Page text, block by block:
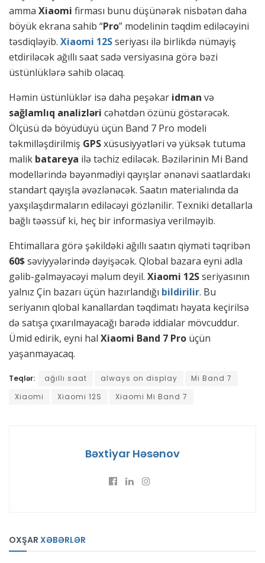
amma Xiaomi firması bunu düşünərək nisbətən daha
böyük ekrana sahib “Pro” modelinin təqdim ediləcəyini
təsdiqləyib. Xiaomi 12Sseriyası ilə birlikdə nümayiş
etdiriləcək ağıllı saat sadə versiyasına görə bəzi
üstünlüklərə sahib olacaq.
Həmin üstünlüklər isə daha peşəkar idman və
sağlamlıq analizləri cəhətdən özünü göstərəcək.
Ölçüsü də böyüdüyü üçün Band 7 Pro modeli
təkmilləşdirilmiş GPSxüsusiyyətləri və yüksək tutuma
malik batareya ilə təchiz ediləcək. Bəzilərinin Mi Band
modellərində bəyənmədiyi qayışlar ənənəvi saatlardakı
standart qayışla əvəzlənəcək. Saatın materialında da
yaxşılaşdırmaların ediləcəyi gözlənilir. Texniki detallarla
bağlı təəssüf ki, heç bir informasiya verilməyib.
Ehtimallara görə şəkildəki ağıllı saatın qiyməti təqribən
60$səviyyələrində dəyişəcək. Qlobal bazara eyni adla
gəlib-gəlməyəcəyi məlum deyil. Xiaomi 12Sseriyasının
yalnız Çin bazarı üçün hazırlandığı bildirilir. Bu
seriyanın qlobal kanallardan təqdimatı həyata keçirilsə
də satışa çıxarılmayacağı barədə iddialar mövcuddur.
Ümid edirik, eyni hal Xiaomi Band 7 Pro üçün
yaşanmayacaq.
Teqlər: ağıllı saat always on display
Mi Band 7
Xiaomi
Xiaomi 12S Xiaomi Mi Band 7
Bəxtiyar Həsənov
OXŞAR XƏBƏRLƏR